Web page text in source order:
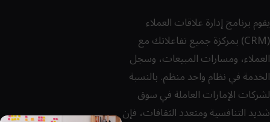
يقوم برنامج إدارة علاقات العملاء
(CRM) بمركزة جميع تفاعلاتك مع
العملاء، ومسارات المبيعات، وسجل
الخدمة في نظام واحد منظم. بالنسبة
لشركات الإمارات العاملة في سوق
شديد التنافسية ومتعدد الثقافات، فإن